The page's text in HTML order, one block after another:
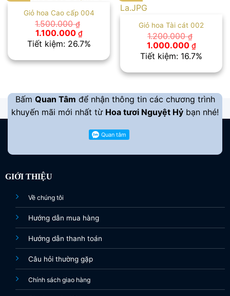
Giỏ hoa Cao cấp 004
1.500.000₫
Giá
gốc
là:
1.100.000 ₫Giá
hiện
tại
1.100.000 ₫.
Tiết kiệm: 26.7%
Giỏ hoa Tài cát 002
1.200.000₫
Giá
gốc
là:
1.000.000 ₫Giá
hiện
tại
Tiết kiệm: 16.7%
Bấm Quan Tâm để nhận thông tin các chương trình
khuyến mãi mới nhất từ Hoa tươi Nguyệt Hỷ bạn nhé!
GIỚI THIỆU
Về chúng tôi
Hướng dẫn mua hàng
Hướng dẫn thanh toán
Câu hỏi thường gặp
Chính sách giao hàng